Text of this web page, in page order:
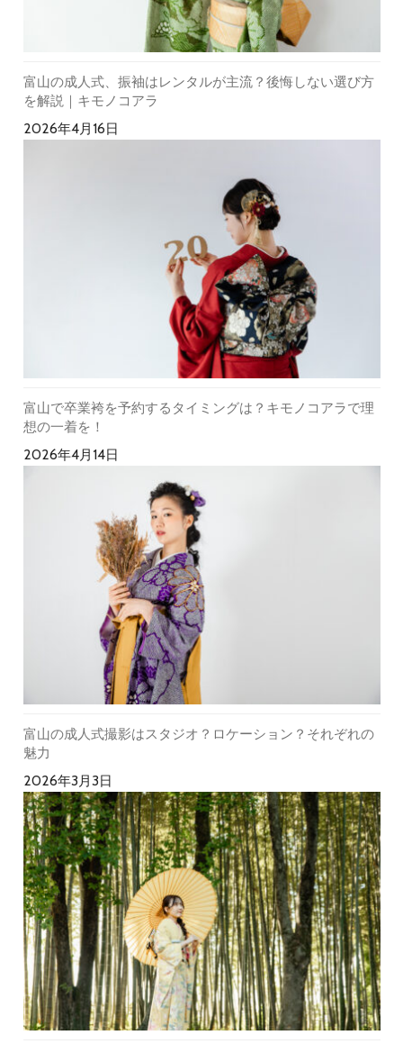
富山の成人式、振袖はレンタルが主流？後悔しない選び方
を解説｜キモノコアラ
2026年4月16日
富山で卒業袴を予約するタイミングは？キモノコアラで理
想の一着を！
2026年4月14日
富山の成人式撮影はスタジオ？ロケーション？それぞれの
魅力
2026年3月3日